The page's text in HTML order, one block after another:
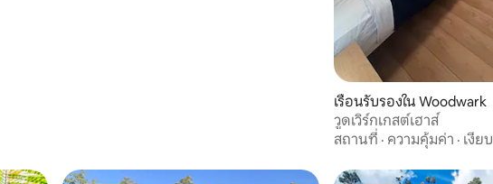
เรือนรับรองใน Woodwark
วูดเวิร์กเกสต์เฮาส์
สถานที่ · ความคุ้มค่า · เงียบ